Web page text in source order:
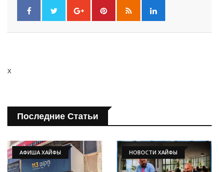
x
Последние Статьи
АФИША ХАЙФЫ НОВОСТИ ХАЙФЫ